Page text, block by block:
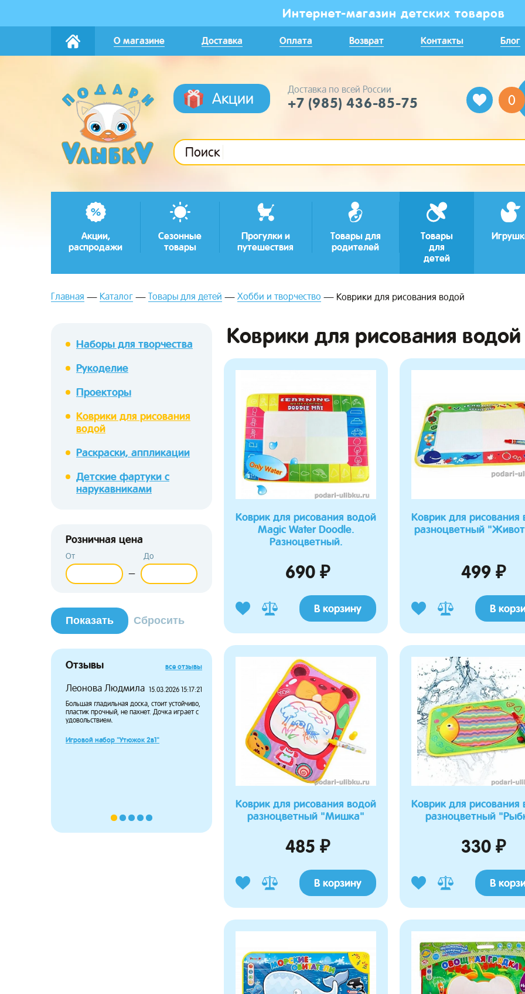
Интернет-магазин детских товаров
О магазине Доставка Оплата Возврат Контакты Блог
Акции
Доставка по всей России
+7 (985) 436-85-75 0
Поиск
Акции,
распродажи
Сезонные
товары
Прогулки и
путешествия
Товары для
родителей
Товары
для
детей
Главная Каталог Товары для детей Хобби и творчество Коврики для рисования водой
Наборы для творчества
Рукоделие
Проекторы
Коврики для рисования
водой
Раскраски, аппликации
Детские фартуки с
нарукавниками
Розничная цена
От
—
До
Отзывы все отзывы
Леонова Людмила 15.03.2026 15:17:21
Большая гладильная доска, стоит устойчиво,
пластик прочный, не пахнет. Дочка играет с
удовольствием.
Игровой набор "Утюжок 2в1"
Потапова Марина
10.03.2026 19:06:15
Дочка давно просила такого пупсеныша,
чтобы носить в кенгуру и мы остались
довольны покупкой. Пупсик достаточно
большой, не мелкий, реалистичный, удобно
сидит в переноске и не тяжёлый для
ребёнка.
Пупсёныш в переноске "Маленько чудо"
Журавлева Роза
24.02.2026 20:05:01
Купила для санок, которые как коляска,
отлично вписался, боковушки на матрасике
хорошо бочки ребёнка прикрывают. Мягкий
Матрасик универсальный с отворотом
для санок,колясок, автокресел.
Коврики для рисования водой
Коврик для рисования водой
Magic Water Doodle.
Разноцветный.
690 ₽
В корзину
Коврик для рисования
разноцветный
499 ₽
В
Коврик для рисования водой
разноцветный "Мишка"
485 ₽
В корзину
Коврик для рисования
разноцветный
330 ₽
В